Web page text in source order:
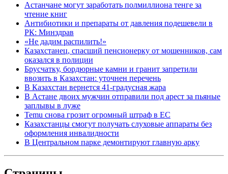
Астанчане могут заработать полмиллиона тенге за
чтение книг
Антибиотики и препараты от давления подешевели в
РК: Минздрав
«Не дадим распилить!»
Казахстанец, спасший пенсионерку от мошенников, сам
оказался в полиции
Брусчатку, бордюрные камни и гранит запретили
ввозить в Казахстан: уточнен перечень
В Казахстан вернется 41-градусная жара
В Астане двоих мужчин отправили под арест за пьяные
заплывы в луже
Temu снова грозит огромный штраф в ЕС
Казахстанцы смогут получать слуховые аппараты без
оформления инвалидности
В Центральном парке демонтируют главную арку